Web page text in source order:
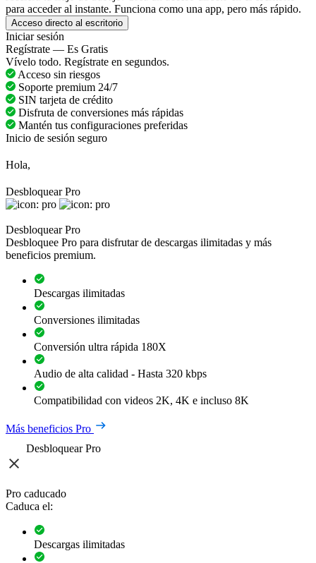
para acceder al instante. Funciona como una app, pero más rápido.
Acceso directo al escritorio
Iniciar sesión
Regístrate — Es Gratis
Vívelo todo. Regístrate en segundos.
Acceso sin riesgos
Soporte premium 24/7
SIN tarjeta de crédito
Disfruta de conversiones más rápidas
Mantén tus configuraciones preferidas
Inicio de sesión seguro
Hola,
Desbloquear Pro
Desbloquear Pro
Desbloquee Pro para disfrutar de descargas ilimitadas y más
beneficios premium.
Descargas ilimitadas
Conversiones ilimitadas
Conversión ultra rápida 180X
Audio de alta calidad - Hasta 320 kbps
Compatibilidad con videos 2K, 4K e incluso 8K
Más beneficios Pro
Desbloquear Pro
Pro caducado
Caduca el:
Descargas ilimitadas